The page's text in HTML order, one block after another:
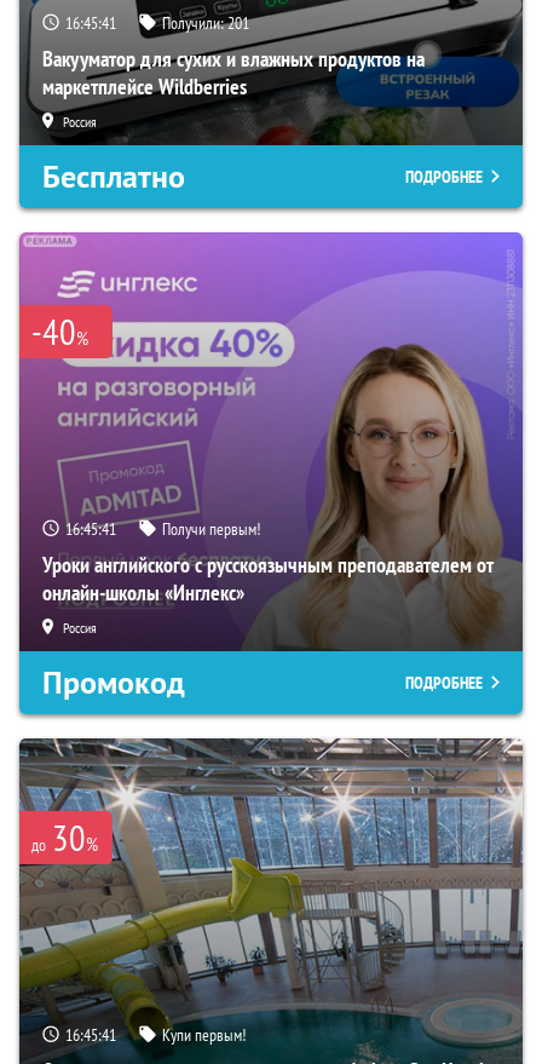
16:45:40 Получили:201
Вакууматор для сухих и влажных продуктов на
маркетплейсе Wildberries
Россия
Бесплатно ПОДРОБНЕЕ
-40%
16:45:40 Получи первым!
Уроки английского с русскоязычным преподавателем от
онлайн-школы «Инглекс»
Россия
Промокод ПОДРОБНЕЕ
до 30%
16:45:40 Купи первым!